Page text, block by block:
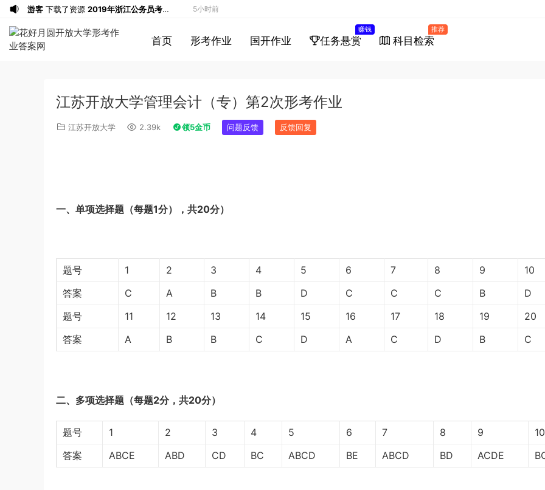
首页 形考作业 国开作业 任务悬赏
赚钱
科目检索
推荐
江苏开放大学管理会计（专）第2次形考作业
江苏开放大学 2.39k 领5金币 问题反馈 反馈回复
一、单项选择题（每题1分），共20分）
题号 1 2 3 4 5 6 7 8 9
10
答案
C A B B D C C C B
D
题号
11 12 13 14 15 16 17 18 19
20
答案
A B B C D A C D B C
二、多项选择题（每题2分，共20分）
题号 1 2 3 4 5 6 7 8 9
10
答案
ABCE ABD CD BC ABCD BE ABCD BD ACDE
专题一专题二专题三专题四合集答案
专题一测试题答案
游客 下载了资源 2015年黑龙江公务员考
试《行测》卷答案及解析
8小时前
游客下载了资源2020年1011新疆公务员
考试《行测》真题参考答案及解析
游客下载了资源
2020年0822贵州公务
9小时前
《行测》真题答案及解析
下载了资源2004年广东公务员考试
11小时前
u*******加入了本站 29分钟前
Plus、16 Pro、16 Pro Max
《行测》真题（福建卷）答案及解析 (1)
下载了资源
2013年广东公务员考试
5小时前
《申论》真题（B卷）及参考答案